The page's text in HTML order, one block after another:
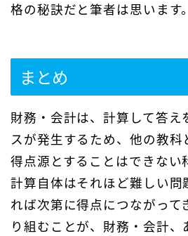
格の秘訣だと筆者は思います。
まとめ
財務・会計は、計算して答え
スが発生するため、他の教科
得点源とすることはできない
計算自体はそれほど難しい問
れば次第に得点につながって
り組むことが、財務・会計